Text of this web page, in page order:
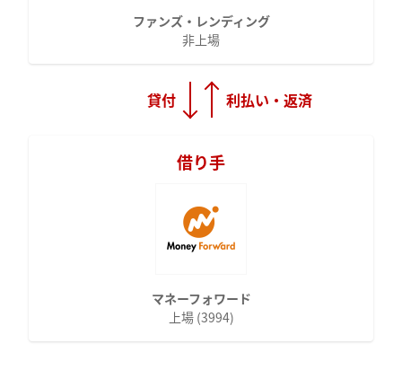
ファンズ・レンディング
非上場
貸付 利払い・返済
借り手
マネーフォワード
上場 (3994)